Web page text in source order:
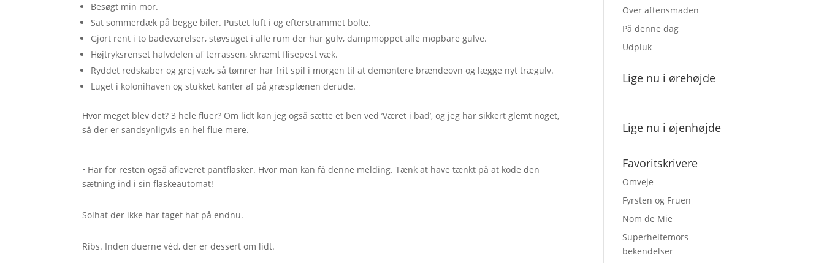
Besøgt min mor.
Sat sommerdæk på begge biler. Pustet luft i og efterstrammet bolte.
Gjort rent i to badeværelser, støvsuget i alle rum der har gulv, dampmoppet alle mopbare gulve.
Højtryksrenset halvdelen af terrassen, skræmt flisepest væk.
Ryddet redskaber og grej væk, så tømrer har frit spil i morgen til at demontere brændeovn og lægge nyt trægulv.
Luget i kolonihaven og stukket kanter af på græsplænen derude.
Hvor meget blev det? 3 hele fluer? Om lidt kan jeg også sætte et ben ved ’Været i bad’, og jeg har sikkert glemt noget,
så der er sandsynligvis en hel flue mere.
• Har for resten også afleveret pantflasker. Hvor man kan få denne melding. Tænk at have tænkt på at kode den
sætning ind i sin flaskeautomat!
Solhat der ikke har taget hat på endnu.
Ribs. Inden duerne véd, der er dessert om lidt.
Over aftensmaden
På denne dag
Udpluk
Lige nu i ørehøjde
Lige nu i øjenhøjde
Favoritskrivere
Omveje
Fyrsten og Fruen
Nom de Mie
Superheltemors
bekendelser